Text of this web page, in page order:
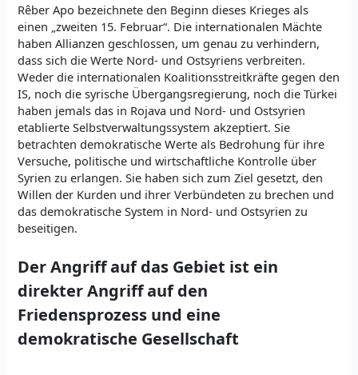
Rêber Apo bezeichnete den Beginn dieses Krieges als
einen „zweiten 15. Februar“. Die internationalen Mächte
haben Allianzen geschlossen, um genau zu verhindern,
dass sich die Werte Nord- und Ostsyriens verbreiten.
Weder die internationalen Koalitionsstreitkräfte gegen den
IS, noch die syrische Übergangsregierung, noch die Türkei
haben jemals das in Rojava und Nord- und Ostsyrien
etablierte Selbstverwaltungssystem akzeptiert. Sie
betrachten demokratische Werte als Bedrohung für ihre
Versuche, politische und wirtschaftliche Kontrolle über
Syrien zu erlangen. Sie haben sich zum Ziel gesetzt, den
Willen der Kurden und ihrer Verbündeten zu brechen und
das demokratische System in Nord- und Ostsyrien zu
beseitigen.
Der Angriff auf das Gebiet ist ein
direkter Angriff auf den
Friedensprozess und eine
demokratische Gesellschaft